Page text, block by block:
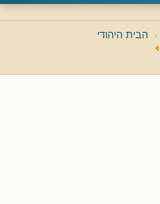
הבית היהודי